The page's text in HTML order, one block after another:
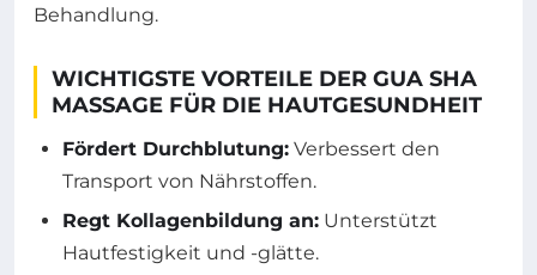
Behandlung.
WICHTIGSTE VORTEILE DER GUA SHA
MASSAGE FÜR DIE HAUTGESUNDHEIT
Fördert Durchblutung: Verbessert den
Transport von Nährstoffen.
Regt Kollagenbildung an: Unterstützt
Hautfestigkeit und -glätte.